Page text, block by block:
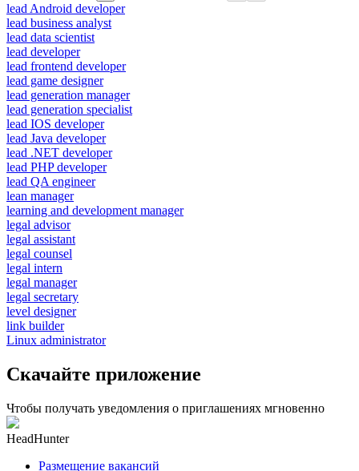
lead Android developer
lead business analyst
lead data scientist
lead developer
lead frontend developer
lead game designer
lead generation manager
lead generation specialist
lead IOS developer
lead Java developer
lead .NET developer
lead PHP developer
lead QA engineer
lean manager
learning and development manager
legal advisor
legal assistant
legal counsel
legal intern
legal manager
legal secretary
level designer
link builder
Linux administrator
Скачайте приложение
Чтобы получать уведомления о приглашениях мгновенно
HeadHunter
Размещение вакансий